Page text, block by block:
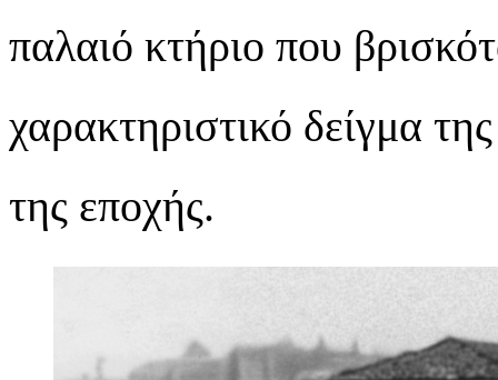
παλαιό κτήριο που
χαρακτηριστικό δείγμα
της εποχής.